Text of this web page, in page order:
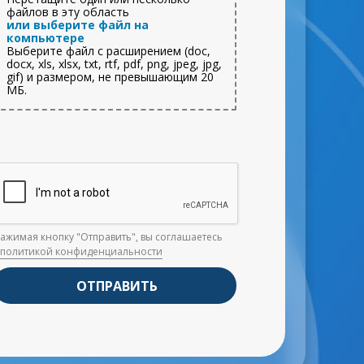
файлов в эту область
или выберите файл на
компьютере
Выберите файл с расширением (doc,
docx, xls, xlsx, txt, rtf, pdf, png, jpeg, jpg,
gif) и размером, не превышающим 20
МБ.
кнопку "Отправить", вы соглашаетесь
политикой конфиденциальности
ОТПРАВИТЬ